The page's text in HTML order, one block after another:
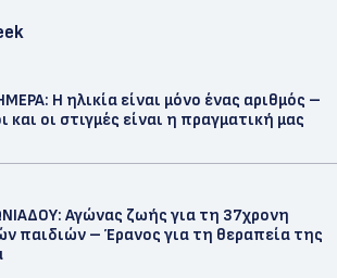
Η ηλικία είναι μόνο ένας αριθμός –
και οι στιγμές είναι η πραγματική μας
Αγώνας ζωής για τη 37χρονη
παιδιών – Έρανος για τη θεραπεία της